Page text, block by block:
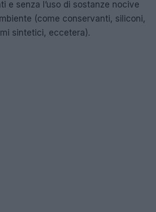
e senza l’uso di sostanze nocive
(come conservanti, siliconi,
sintetici, eccetera).